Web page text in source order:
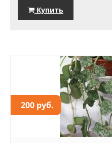
Купить
200 руб.